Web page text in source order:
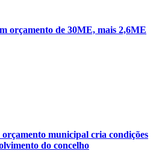
orçamento de 30ME, mais 2,6ME
municipal cria condições
do concelho